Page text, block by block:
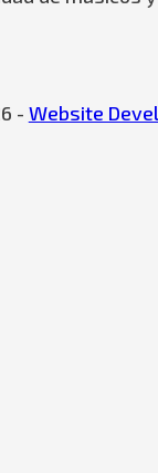
- Website